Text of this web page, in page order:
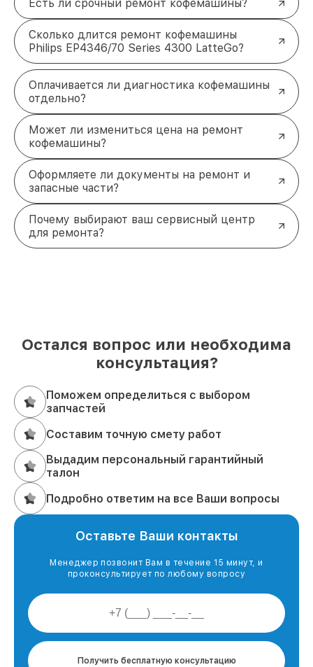
Есть ли срочный ремонт кофемашины?
Сколько длится ремонт кофемашины
Philips EP4346/70 Series 4300 LatteGo?
Оплачивается ли диагностика кофемашины
отдельно?
Может ли измениться цена на ремонт
кофемашины?
Оформляете ли документы на ремонт и
запасные части?
Почему выбирают ваш сервисный центр
для ремонта?
Остался вопрос или необходима
консультация?
Поможем определиться с выбором
запчастей
Составим точную смету работ
Выдадим персональный гарантийный
талон
Подробно ответим на все Ваши вопросы
Оставьте Ваши контакты
Менеджер позвонит Вам в течение 15 минут, и
проконсультирует по любому вопросу
Получить бесплатную консультацию